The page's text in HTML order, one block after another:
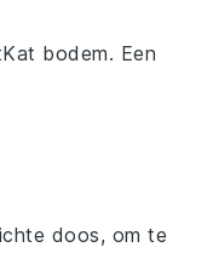
bodem. Een
doos, om te